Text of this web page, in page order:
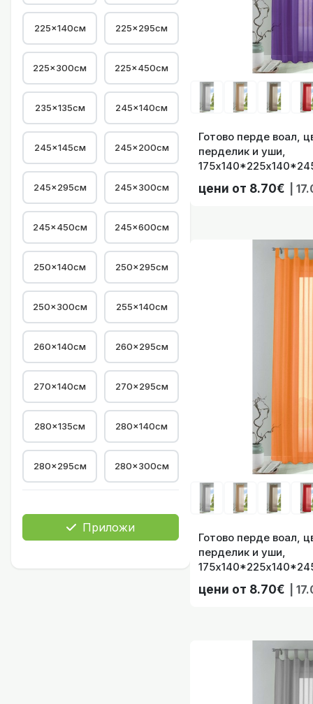
225×140см 225×295см
225×300см 225×450см
235×135см 245×140см
245×145см 245×200см
245×295см 245×300см
245×450см 245×600см
250×140см 250×295см
250x300см 255×140см
260×140см 260×295см
270×140см 270×295см
280×135см 280×140см
280×295см 280×300см
Приложи
Готово перде воал,
перделик и уши,
цени от 8.70€ |
Готово перде воал,
перделик и уши,
цени от 8.70€ |
Готово перде
Готово перде
Готово
Готово
Готово
Готово перде
Готово перде